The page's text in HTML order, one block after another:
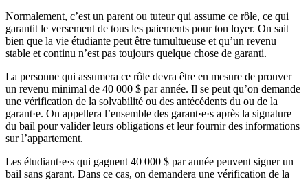
Normalement, c’est un parent ou tuteur qui assume ce rôle, ce qui
garantit le versement de tous les paiements pour ton loyer. On sait
bien que la vie étudiante peut être tumultueuse et qu’un revenu
stable et continu n’est pas toujours quelque chose de garanti.
La personne qui assumera ce rôle devra être en mesure de prouver
un revenu minimal de 40 000 $ par année. Il se peut qu’on demande
une vérification de la solvabilité ou des antécédents du ou de la
garant·e. On appellera l’ensemble des garant·e·s après la signature
du bail pour valider leurs obligations et leur fournir des informations
sur l’appartement.
Les étudiant·e·s qui gagnent 40 000 $ par année peuvent signer un
bail sans garant. Dans ce cas, on demandera une vérification de la